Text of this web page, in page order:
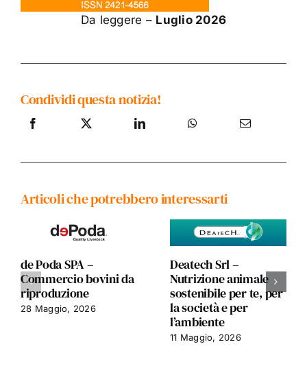
Da leggere – Luglio 2026
Condividi questa notizia!
Articoli che potrebbero interessarti
de Poda SPA –
Commercio bovini da
riproduzione
28 Maggio, 2026
Deatech Srl –
Nutrizione animale
sostenibile per te, per
la società e per
l’ambiente
11 Maggio, 2026